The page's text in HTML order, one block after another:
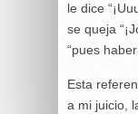
le dice
se queja
“pues
Esta
a mi juicio,